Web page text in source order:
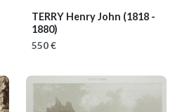
TERRY Henry John (1818 -
1880)
550 €